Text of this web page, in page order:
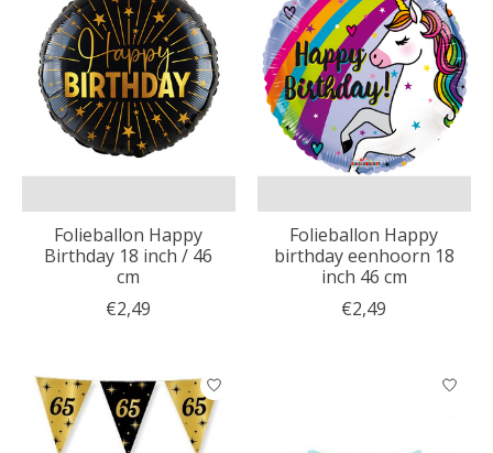
Folieballon Happy
Birthday 18 inch / 46
cm
€2,49
Folieballon Happy
birthday eenhoorn 18
inch 46 cm
€2,49